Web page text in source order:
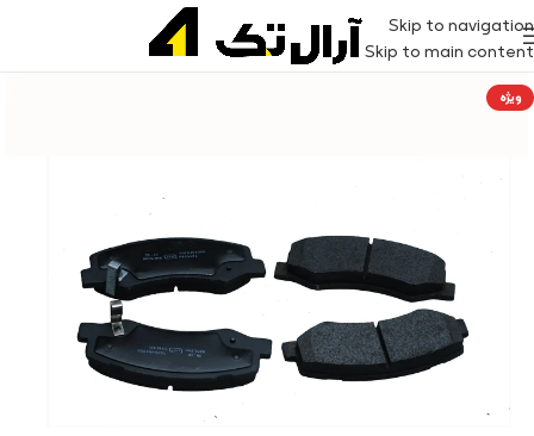
Skip to navigation
Skip to main content
ویژه